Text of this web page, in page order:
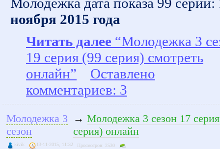
Молодежка дата показа 99 серии:
ноября 2015 года
Читать далее “Молодежка 3
19 серия (99 серия) смотреть
онлайн”
Оставлено
комментариев: 3
Молодежка 3
сезон
→ Молодежка 3 сезон 17
серия) онлайн
kivik 13-11-2015, 11:32 Просмотров: 2530